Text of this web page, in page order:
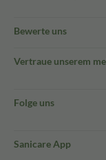
Bewerte uns
Vertraue unserem
Folge uns
Sanicare App